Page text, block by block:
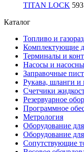
TITAN LOCK
Каталог
Топливо и
Комплектующие
Терминалы и
Насосы и
Заправочные
Рукава, шланги
Счетчики
Резервуарное
Программное
Метрология
Оборудование
Оборудование
Сопутствующие